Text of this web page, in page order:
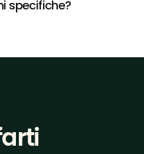
specifiche?